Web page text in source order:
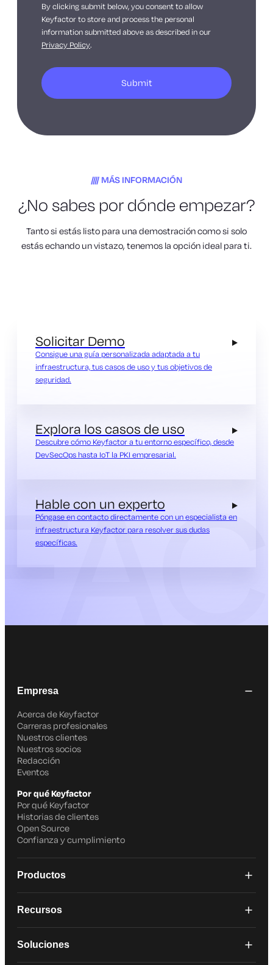
By clicking submit below, you consent to allow
Keyfactor to store and process the personal
information submitted above as described in our
Privacy Policy.
MÁS INFORMACIÓN
¿No sabes por dónde empezar?
Tanto si estás listo para una demostración como si solo
estás echando un vistazo, tenemos la opción ideal para ti.
Solicitar Demo
Consigue una guía personalizada adaptada a tu
infraestructura, tus casos de uso y tus objetivos de
seguridad.
Explora los casos de uso
Descubre cómo Keyfactor a tu entorno específico, desde
DevSecOps hasta IoT la PKI empresarial.
Hable con un experto
Póngase en contacto directamente con un especialista en
infraestructura Keyfactor para resolver sus dudas
específicas.
Empresa
Acerca de Keyfactor
Carreras profesionales
Nuestros clientes
Nuestros socios
Redacción
Eventos
Por qué Keyfactor
Por qué Keyfactor
Historias de clientes
Open Source
Confianza y cumplimiento
Productos
Recursos
Soluciones